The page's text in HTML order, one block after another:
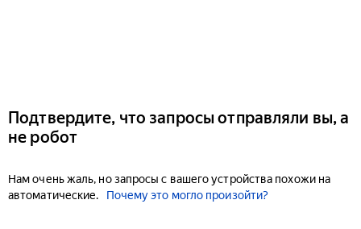
Подтвердите, что запросы отправляли вы, а
не робот
Нам очень жаль, но запросы с вашего устройства похожи на
автоматические.
Почему это могло произойти?